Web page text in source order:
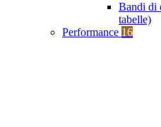
Bandi di
tabelle)
Performance 16